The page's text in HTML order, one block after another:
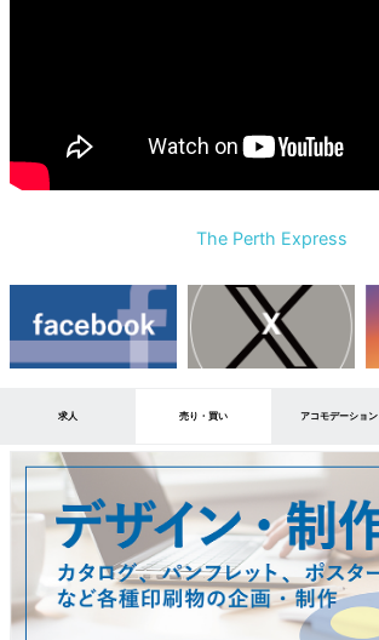
The Perth Express
求人 売り・買い アコモデーション